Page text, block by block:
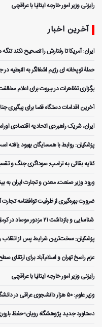
رایزنی وزیر امور خارجه ایتالیا با عراقچی
آخرین اخبار
ایران: آمریکا تا رفتارش را تصحیح نکند
حملۀ توپخانه ای رژیم اشغالگر به النبطیه در
برگزاری تظاهرات در بیروت برای اعلام
آخرین اقدامات دستگاه قضا برای پیگیری
ایران، شریک راهبردی اتحادیه اقتصادی
پزشکیان: روابط با همسایگان بهبود
کنایه بقائی به ترامپ: سوداگری جنگ و
ورود وزیر صنعت، معدن و تجارت ایران به
ضرورت بهره‌گیری از ظرفیت توافقنامه تجارت
️ شناسایی و بازداشت ۲۱ مزدور موساد در کرمان
پزشکیان: سخت‌ترین شرایط پس از انقلاب
عزم راسخ تهران و اسلام‌آباد برای ارتقای
رایزنی وزیر امور خارجه ایتالیا با عراقچی
وزیر علوم: ۵۰ هزار دانشجوی عراقی در دانشگاه‌های ایران تحصیل می‌کنند
دستاورد جدید پژوهشگاه رویان؛ حفظ